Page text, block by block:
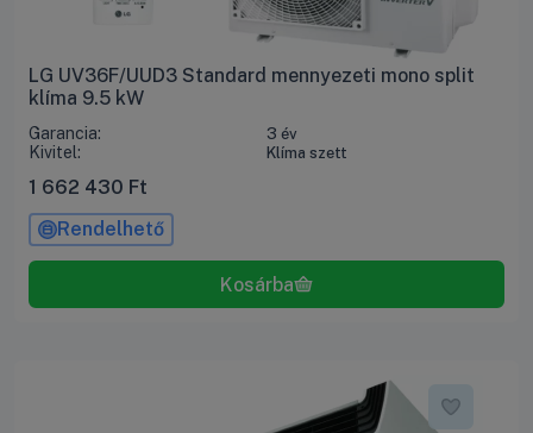
LG UV36F/UUD3 Standard mennyezeti mono split
klíma 9.5 kW
Garancia: 3 év
Kivitel: Klíma szett
1 662 430 Ft
Rendelhető